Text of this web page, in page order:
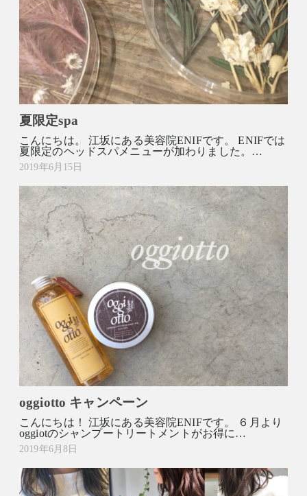
夏限定spa
こんにちは。 江坂にある美容院ENIFです。 ENIFでは
夏限定のヘッドスパメニューが加わりました。…
2019年6月15日
oggiotto キャンペーン
こんにちは！ 江坂にある美容院ENIFです。 ６月より
oggiotのシャンプートリートメントがお得に…
2019年6月8日